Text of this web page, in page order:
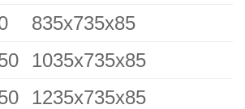
835x735x85
1035x735x85
1235x735x85